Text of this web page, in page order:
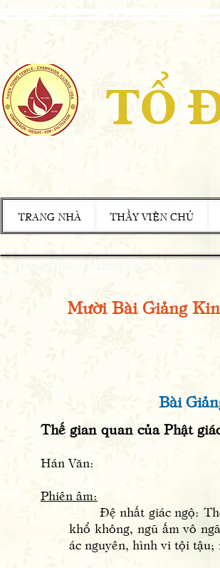
TỔ
TRANG NHÀ THẦY VIỆN CHỦ
Trang Nhà < Kinh Sách < Sách
Mười Bài Giảng
Thế gian quan của Phật
Hán Văn:
Phiên âm:
Đệ nhất giác ngộ: Thế
khổ không, ngũ ấm vô
ác nguyên, hình vi tội
Bài